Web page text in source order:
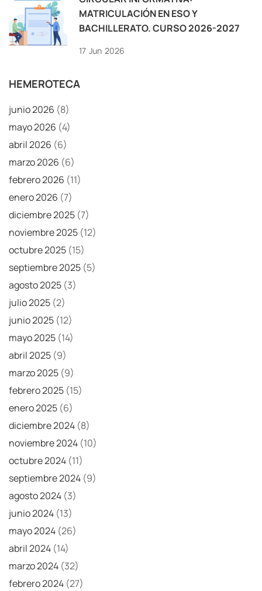
MATRICULACIÓN EN ESO Y
BACHILLERATO. CURSO 2026-2027
17 Jun 2026
HEMEROTECA
junio 2026 (8)
mayo 2026 (4)
abril 2026 (6)
marzo 2026 (6)
febrero 2026 (11)
enero 2026 (7)
diciembre 2025 (7)
noviembre 2025 (12)
octubre 2025 (15)
septiembre 2025 (5)
agosto 2025 (3)
julio 2025 (2)
junio 2025 (12)
mayo 2025 (14)
abril 2025 (9)
marzo 2025 (9)
febrero 2025 (15)
enero 2025 (6)
diciembre 2024 (8)
noviembre 2024 (10)
octubre 2024 (11)
septiembre 2024 (9)
agosto 2024 (3)
junio 2024 (13)
mayo 2024 (26)
abril 2024 (14)
marzo 2024 (32)
febrero 2024 (27)